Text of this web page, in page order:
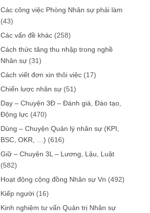
Các công việc Phòng Nhân sự phải làm
(43)
Các vấn đề khác (258)
Cách thức tăng thu nhập trong nghề
Nhân sự (31)
Cách viết đơn xin thôi việc (17)
Chiến lược nhân sự (51)
Dạy – Chuyện 3Đ – Đánh giá, Đào tạo,
Động lực (470)
Dùng – Chuyện Quản lý nhân sự (KPI,
BSC, OKR, …) (616)
Giữ – Chuyện 3L – Lương, Lậu, Luật
(582)
Hoạt động cộng đồng Nhân sự Vn (492)
Kiếp người (16)
Kinh nghiệm tư vấn Quản trị Nhân sự